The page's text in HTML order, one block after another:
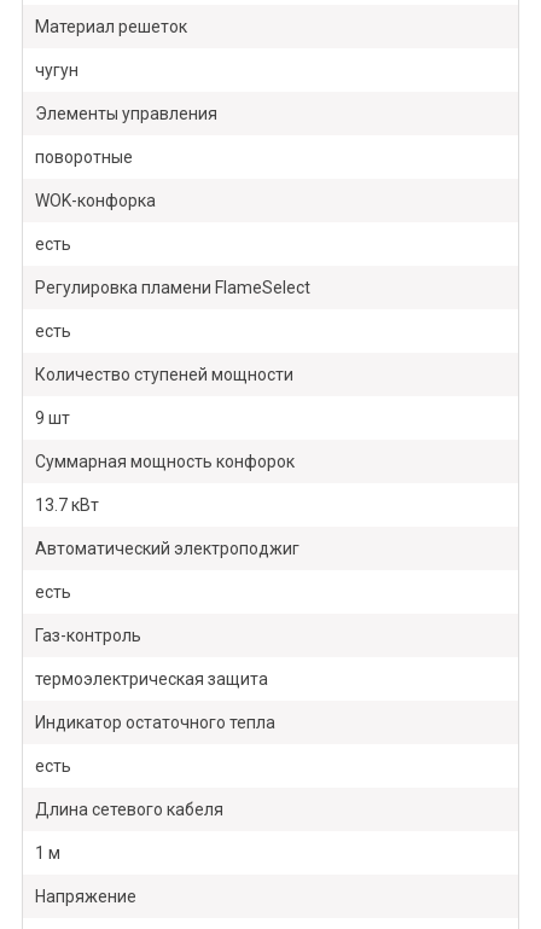
Материал решеток
чугун
Элементы управления
поворотные
WOK-конфорка
есть
Регулировка пламени FlameSelect
есть
Количество ступеней мощности
9 шт
Суммарная мощность конфорок
13.7 кВт
Автоматический электроподжиг
есть
Газ-контроль
термоэлектрическая защита
Индикатор остаточного тепла
есть
Длина сетевого кабеля
1 м
Напряжение